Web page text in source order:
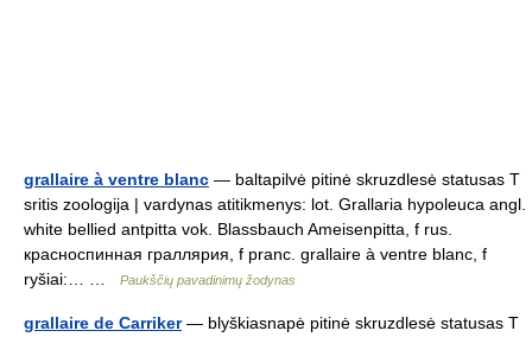
grallaire à ventre blanc — baltapilvė pitinė skruzdlesė statusas T
sritis zoologija | vardynas atitikmenys: lot. Grallaria hypoleuca angl.
white bellied antpitta vok. Blassbauch Ameisenpitta, f rus.
красноспинная граллярия, f pranc. grallaire à ventre blanc, f
ryšiai:… …
Paukščių pavadinimų žodynas
grallaire de Carriker— blyškiasnapė pitinė skruzdlesė statusas T